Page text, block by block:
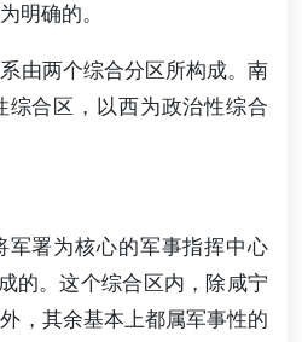
明确的。
由两个综合分区所构成。南
综合区，以西为政治性综合
军署为核心的军事指挥中心
的。这个综合区内，除咸宁
，其余基本上都属军事性的